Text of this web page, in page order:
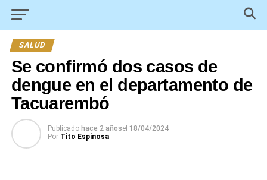
SALUD
Se confirmó dos casos de
dengue en el departamento de
Tacuarembó
Publicado hace 2 añosel 18/04/2024
Por Tito Espinosa